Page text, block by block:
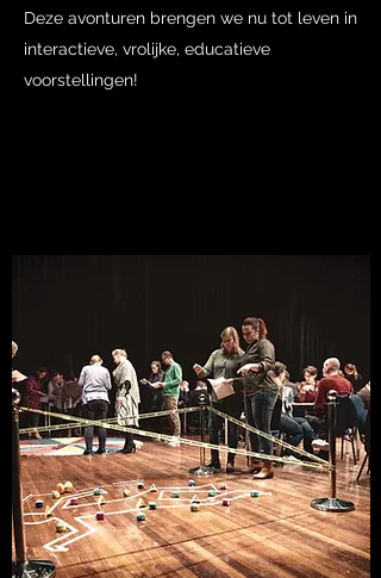
Deze avonturen brengen we nu tot leven in
interactieve, vrolijke, educatieve
voorstellingen!